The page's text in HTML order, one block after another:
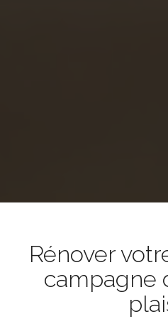
Rénover
campagne